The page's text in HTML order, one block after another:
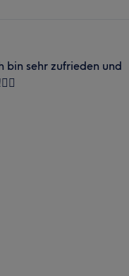
bin sehr zufrieden und